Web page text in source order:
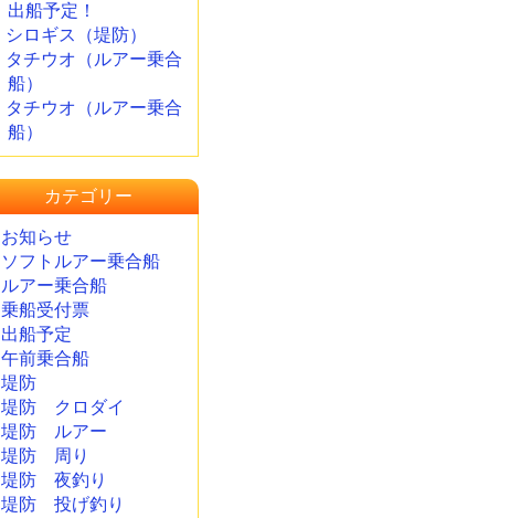
出船予定！
シロギス（堤防）
タチウオ（ルアー乗合
船）
タチウオ（ルアー乗合
船）
カテゴリー
お知らせ
ソフトルアー乗合船
ルアー乗合船
乗船受付票
出船予定
午前乗合船
堤防
堤防 クロダイ
堤防 ルアー
堤防 周り
堤防 夜釣り
堤防 投げ釣り